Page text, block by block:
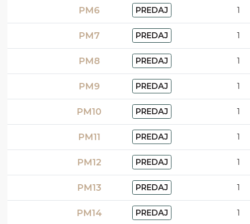
PM6 PREDAJ 1
PM7 PREDAJ 1
PM8 PREDAJ 1
PM9 PREDAJ 1
PM10 PREDAJ 1
PM11 PREDAJ 1
PM12 PREDAJ 1
PM13 PREDAJ 1
PM14 PREDAJ 1